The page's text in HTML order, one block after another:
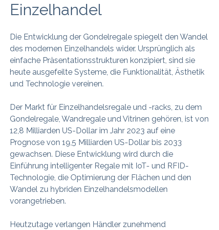
Einzelhandel
Die Entwicklung der Gondelregale spiegelt den Wandel
des modernen Einzelhandels wider. Ursprünglich als
einfache Präsentationsstrukturen konzipiert, sind sie
heute ausgefeilte Systeme, die Funktionalität, Ästhetik
und Technologie vereinen.
Der Markt für Einzelhandelsregale und -racks, zu dem
Gondelregale, Wandregale und Vitrinen gehören, ist von
12,8 Milliarden US-Dollar im Jahr 2023 auf eine
Prognose von 19,5 Milliarden US-Dollar bis 2033
gewachsen. Diese Entwicklung wird durch die
Einführung intelligenter Regale mit IoT- und RFID-
Technologie, die Optimierung der Flächen und den
Wandel zu hybriden Einzelhandelsmodellen
vorangetrieben.
Heutzutage verlangen Händler zunehmend